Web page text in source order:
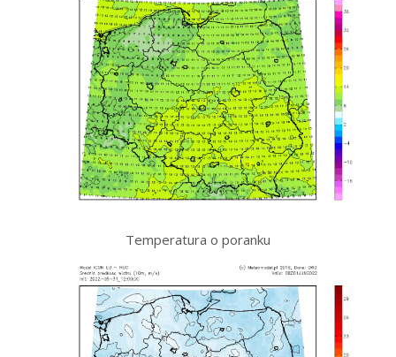
Temperatura o poranku